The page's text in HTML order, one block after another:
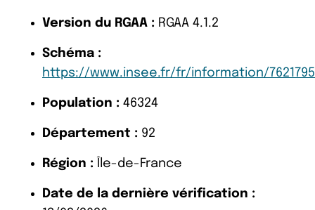
Version du RGAA : RGAA 4.1.2
Schéma :
https://www.insee.fr/fr/information/7621795
Population : 46324
Département : 92
Région : Île-de-France
Date de la dernière vérification :